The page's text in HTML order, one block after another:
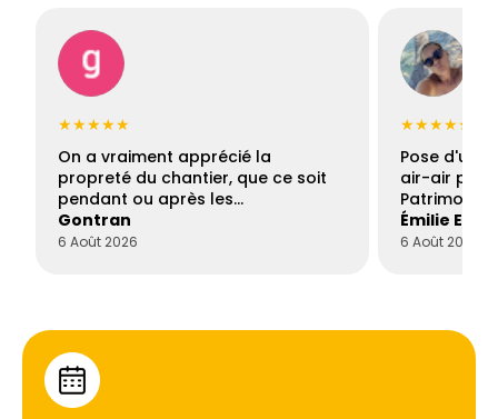
★★★★★
On a vraiment apprécié la
propreté du chantier, que ce soit
pendant ou après les…
Gontran
6 Août 2026
★★★★★
Pose d'une
air-air par
Patrimoine
Émilie
6 Août 2026